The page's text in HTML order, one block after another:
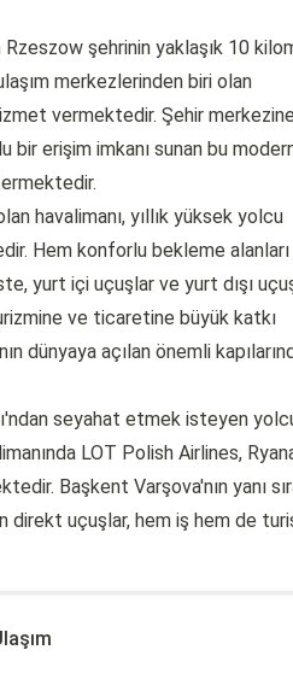
şehrinin yaklaşık 10
merkezlerinden biri olan
vermektedir. Şehir
bir erişim imkanı sunan bu
havalimanı, yıllık yüksek yolcu
Hem konforlu bekleme
yurt içi uçuşlar ve yurt dışı
ve ticaretine büyük katkı
dünyaya açılan önemli
seyahat etmek isteyen
LOT Polish Airlines,
Başkent Varşova'nın yanı
direkt uçuşlar, hem iş hem de